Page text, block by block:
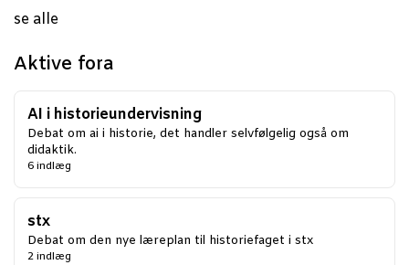
se alle
Aktive fora
AI i historieundervisning
Debat om ai i historie, det handler selvfølgelig også om
didaktik.
6 indlæg
stx
Debat om den nye læreplan til historiefaget i stx
2 indlæg